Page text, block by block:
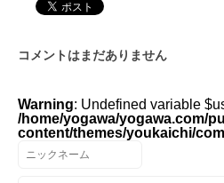
コメントはまだありません
Warning: Undefined variable
/home/yogawa/yogawa.com/
content/themes/youkaichi/